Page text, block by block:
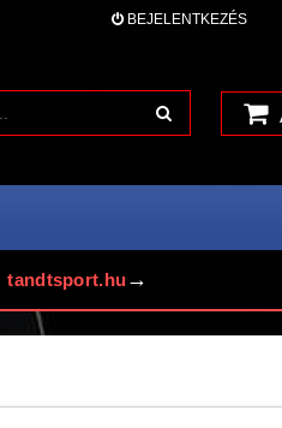
BEJELENTKEZÉS
tandtsport.hu→